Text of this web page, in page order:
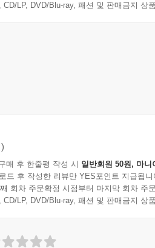
CD/LP, DVD/Blu-ray, 패션 및 판매금지 상
매 후 한줄평 작성 시 일반회원 50원, 마니
드 후 작성한 리뷰만 YES포인트 지급됩니
회차 주문확정 시점부터 마지막 회차 주
CD/LP, DVD/Blu-ray, 패션 및 판매금지 상